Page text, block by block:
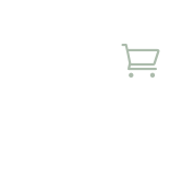
